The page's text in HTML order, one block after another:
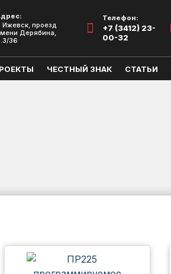
Ижевск, проезд
Дерябина,
36
Телефон:
+7 (3412) 23-
00-32
ЧЕСТНЫЙ ЗНАК СТАТЬИ